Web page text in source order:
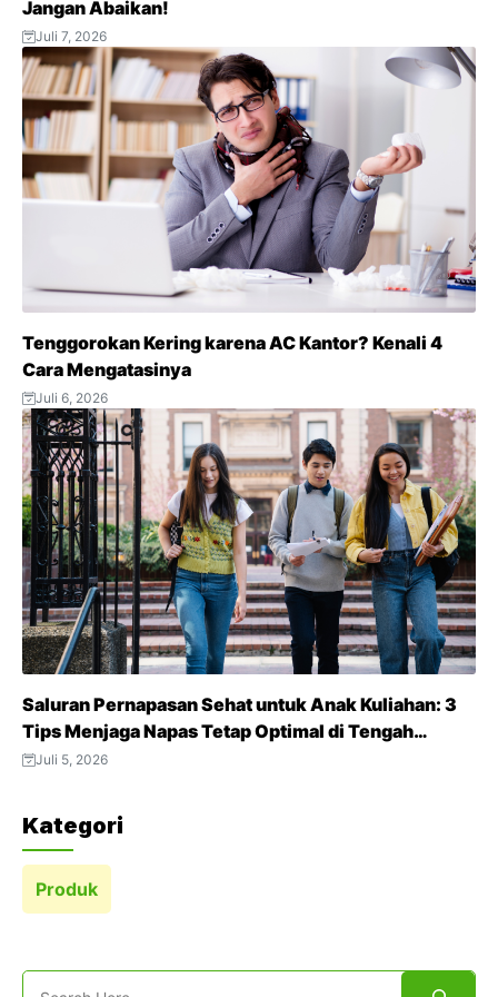
Jangan Abaikan!
Juli 7, 2026
Tenggorokan Kering karena AC Kantor? Kenali 4
Cara Mengatasinya
Juli 6, 2026
Saluran Pernapasan Sehat untuk Anak Kuliahan: 3
Tips Menjaga Napas Tetap Optimal di Tengah
Aktivitas Padat
Juli 5, 2026
Kategori
Produk